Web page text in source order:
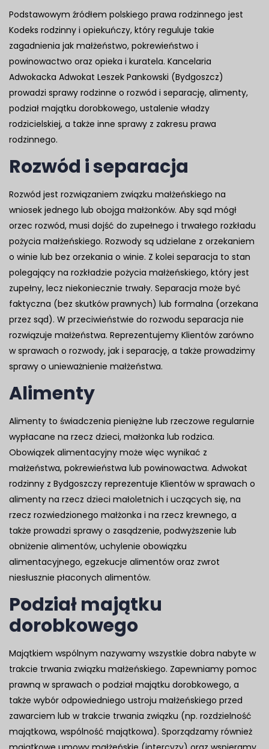
Podstawowym źródłem polskiego prawa rodzinnego jest
Kodeks rodzinny i opiekuńczy, który reguluje takie
zagadnienia jak małżeństwo, pokrewieństwo i
powinowactwo oraz opieka i kuratela. Kancelaria
Adwokacka Adwokat Leszek Pankowski (Bydgoszcz)
prowadzi sprawy rodzinne o rozwód i separację, alimenty,
podział majątku dorobkowego, ustalenie władzy
rodzicielskiej, a także inne sprawy z zakresu prawa
rodzinnego.
Rozwód i separacja
Rozwód jest rozwiązaniem związku małżeńskiego na
wniosek jednego lub obojga małżonków. Aby sąd mógł
orzec rozwód, musi dojść do zupełnego i trwałego rozkładu
pożycia małżeńskiego. Rozwody są udzielane z orzekaniem
o winie lub bez orzekania o winie. Z kolei separacja to stan
polegający na rozkładzie pożycia małżeńskiego, który jest
zupełny, lecz niekoniecznie trwały. Separacja może być
faktyczna (bez skutków prawnych) lub formalna (orzekana
przez sąd). W przeciwieństwie do rozwodu separacja nie
rozwiązuje małżeństwa. Reprezentujemy Klientów zarówno
w sprawach o rozwody, jak i separację, a także prowadzimy
sprawy o unieważnienie małżeństwa.
Alimenty
Alimenty to świadczenia pieniężne lub rzeczowe regularnie
wypłacane na rzecz dzieci, małżonka lub rodzica.
Obowiązek alimentacyjny może więc wynikać z
małżeństwa, pokrewieństwa lub powinowactwa. Adwokat
rodzinny z Bydgoszczy reprezentuje Klientów w sprawach o
alimenty na rzecz dzieci małoletnich i uczących się, na
rzecz rozwiedzionego małżonka i na rzecz krewnego, a
także prowadzi sprawy o zasądzenie, podwyższenie lub
obniżenie alimentów, uchylenie obowiązku
alimentacyjnego, egzekucje alimentów oraz zwrot
niesłusznie płaconych alimentów.
Podział majątku
dorobkowego
Majątkiem wspólnym nazywamy wszystkie dobra nabyte w
trakcie trwania związku małżeńskiego. Zapewniamy pomoc
prawną w sprawach o podział majątku dorobkowego, a
także wybór odpowiedniego ustroju małżeńskiego przed
zawarciem lub w trakcie trwania związku (np. rozdzielność
majątkowa, wspólność majątkowa). Sporządzamy również